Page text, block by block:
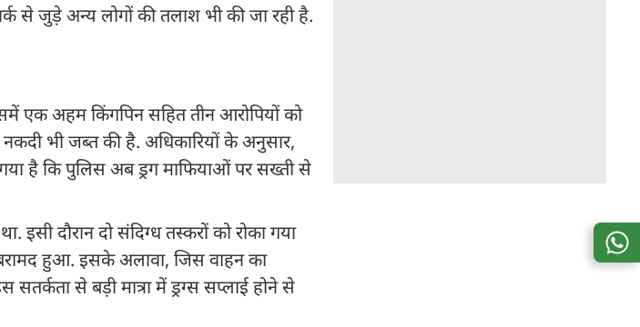
से जुड़े अन्य लोगों की तलाश भी की जा रही है.
एक अहम किंगपिन सहित तीन आरोपियों को
भी जब्त की है. अधिकारियों के अनुसार,
है कि पुलिस अब ड्रग माफियाओं पर सख्ती से
दौरान दो संदिग्ध तस्करों को रोका गया
हुआ. इसके अलावा, जिस वाहन का
से बड़ी मात्रा में ड्रग्स सप्लाई होने से